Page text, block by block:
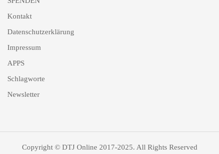
Kontakt
Datenschutzerklärung
Impressum
APPS
Schlagworte
Newsletter
Copyright © DTJ Online 2017-2025. All Rights Reserved